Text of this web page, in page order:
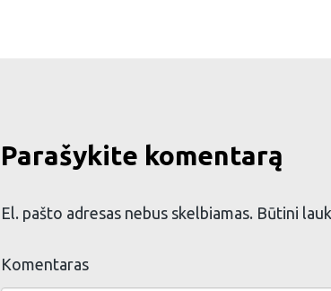
Parašykite komentarą
El. pašto adresas nebus skelbiamas. Būtini
Komentaras